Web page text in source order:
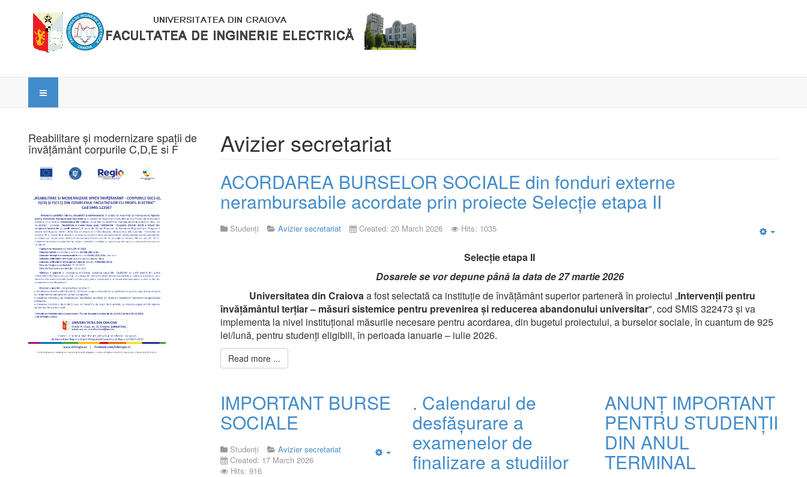
Avizier secretariat
ACORDAREA BURSELOR SOCIALE din fonduri externe
nerambursabile acordate prin proiecte Selecție etapa II
Studenți Avizier secretariat Created: 20 March 2026 Hits: 1035
Selecție etapa II
Dosarele se vor depune până la data de 27 martie 2026
Universitatea din Craiovaa fost selectată ca instituție de învățământ superior parteneră în proiectul „Intervenții pentru
învățământul terțiar – măsuri sistemice pentru prevenirea și reducerea abandonului universitar", cod SMIS 322473 și va
implementa la nivel instituțional măsurile necesare pentru acordarea, din bugetul proiectului, a burselor sociale, în cuantum de 925
lei/lună, pentru studenți eligibili, în perioada ianuarie – iulie 2026.
Read more ...
IMPORTANT BURSE
SOCIALE
Studenți
Avizier secretariat
Created: 17 March 2026
Hits: 916
. Calendarul de
desfășurare a
examenelor de
finalizare a studiilor
ANUNȚ IMPORTANT
PENTRU STUDENȚII
DIN ANUL
TERMINAL
Reabilitare și modernizare spații de
învățământ corpurile C,D,E si F